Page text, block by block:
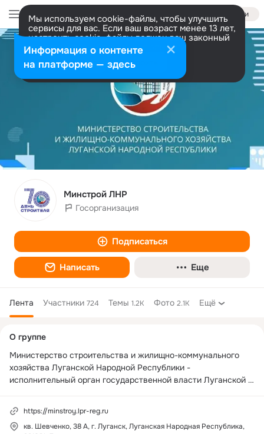
Войти
Мы используем cookie-файлы, чтобы улучшить
сервисы для вас. Если ваш возраст менее 13 лет,
настроить cookie-файлы должен ваш законный
представитель. Больше информации
Разрешить все Настроить
Минстрой ЛНР
Госорганизация
Подписаться
Написать Еще
Лента Участники 724 Темы 1.2K Фото 2.1K Ещё
колонка
О группе
Министерство строительства и жилищно-коммунального
хозяйства Луганской Народной Республики -
исполнительный орган государственной власти Луганской
Деятельность Министерства направлена на реализацию
государственной политики и осуществлению функций по
https://minstroy.lpr-reg.ru
кв. Шевченко, 38 А, г. Луганск, Луганская Народная Республика,
Информация о контенте
на платформе — здесь